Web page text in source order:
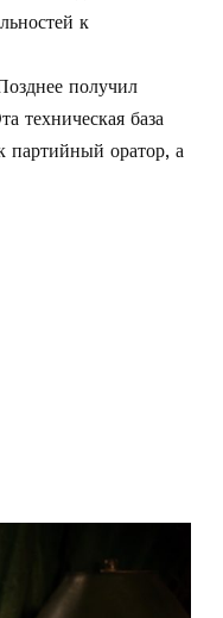
к
получил
техническая база
партийный оратор, а